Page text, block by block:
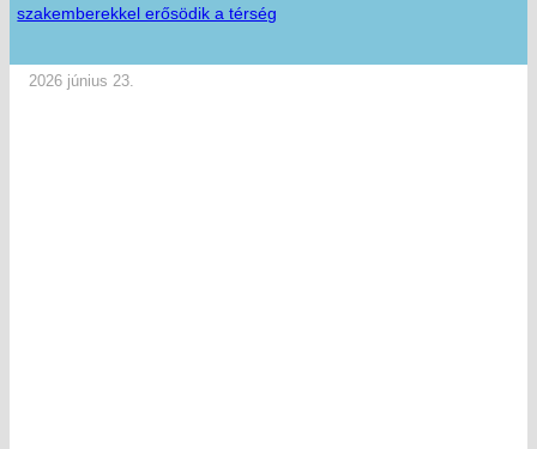
szakemberekkel erősödik a térség
2026 június 23.